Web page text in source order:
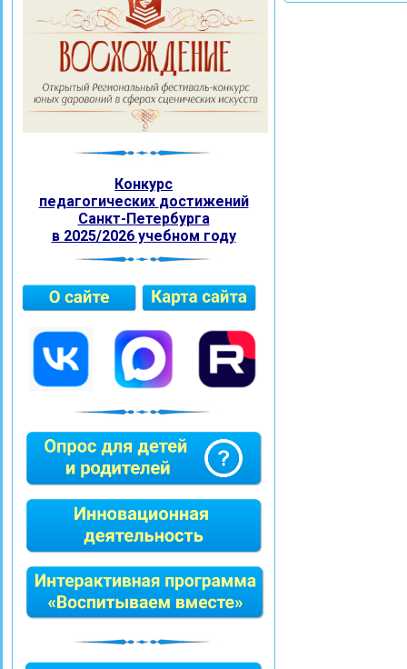
Конкурс
педагогических достижений
Санкт-Петербурга
в 2025/2026 учебном году